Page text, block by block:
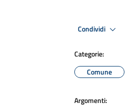
Condividi
Categorie:
Comune
Argomenti: